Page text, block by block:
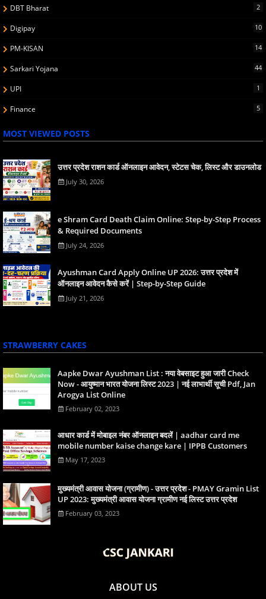
DBT Bharat 2
Digipay 10
PM-KISAN 14
Sarkari Yojana 44
UPI 1
Finance 5
MOST VIEWED POSTS
उत्तर प्रदेश राशन कार्ड ऑनलाइन आवेदन, स्टेटस चेक, लिस्ट और डाउनलोड
July 30, 2026
e Shram Card Death Claim Online: Step-by-Step Process
& Required Documents
July 24, 2026
Ayushman Card Apply Online UP 2026: उत्तर प्रदेश में
ऑनलाइन आवेदन कैसे करें | Step-by-Step Guide
July 21, 2026
STRAWBERRY CAKES
Aapke Dwar Ayushman List : नया वेबसाइट हुआ जारी Check
Now - आयुष्मान भारत योजना लिस्ट 2023 | नई लाभार्थी सूची Pdf, Jan
Arogya List Online
February 02, 2023
आधार कार्ड में मोबाइल नंबर ऑनलाइन बदलें | aadhar card me
mobile number kaise change kare | IPPB Customers
May 17, 2023
मुख्यमंत्री आवास योजना (ग्रामीण) - उत्तर प्रदेश - PMAY Gramin List
UP 2023: मुख्यमंत्री आवास योजना ग्रामीण नई लिस्ट उत्तर प्रदेश
February 03, 2023
ABOUT US